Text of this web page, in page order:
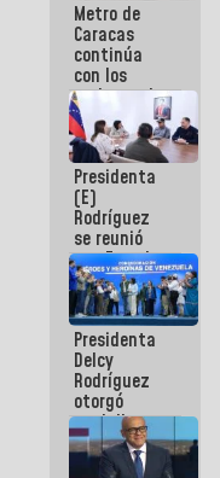
Metro de
Caracas
continúa
con los
trabajos de
mantenimiento
e inspección
en la Línea 2
Presidenta
(E)
Rodríguez
se reunió
con Estado
Mayor
Eléctrico
para
abordar
planes de
acción
Presidenta
Delcy
Rodríguez
otorgó
medalla
"Héroe de
Venezuela"